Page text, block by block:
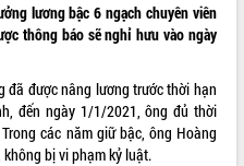
lương bậc 6 ngạch chuyên viên
thông báo sẽ nghỉ hưu vào ngày
đã được nâng lương trước thời hạn
đến ngày 1/1/2021, ông đủ thời
các năm giữ bậc, ông Hoàng
bị vi phạm kỷ luật.